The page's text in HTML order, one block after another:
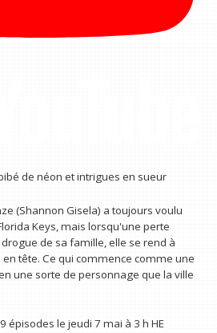
de néon et intrigues en sueur
(Shannon Gisela) a toujours voulu
Keys, mais lorsqu'une perte
de sa famille, elle se rend à
tête. Ce qui commence comme une
une sorte de personnage que la ville
épisodes le jeudi 7 mai à 3 h HE